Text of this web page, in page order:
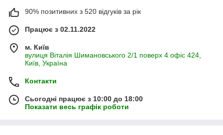
90% позитивних з 520 відгуків за рік
Працює з 02.11.2022
м. Київ
вулиця Віталія Шимановського 2/1 поверх 4 офіс 424,
Київ, Україна
Контакти
Сьогодні працює з 10:00 до 18:00
Показати весь графік роботи